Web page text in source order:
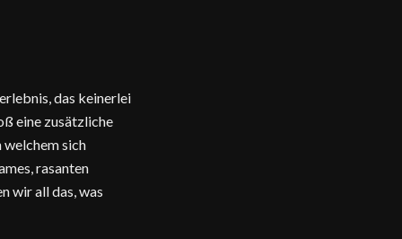
das keinerlei
eine zusätzliche
welchem sich
rasanten
wir all das, was